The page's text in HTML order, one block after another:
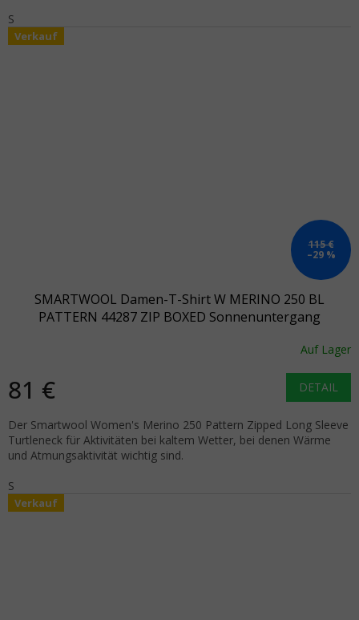
S
Verkauf
115 €
–29 %
SMARTWOOL Damen-T-Shirt W MERINO 250 BL
PATTERN 44287 ZIP BOXED Sonnenuntergang
Auf Lager
81 € DETAIL
Der Smartwool Women's Merino 250 Pattern Zipped Long Sleeve
Turtleneck für Aktivitäten bei kaltem Wetter, bei denen Wärme
und Atmungsaktivität wichtig sind.
S
Verkauf